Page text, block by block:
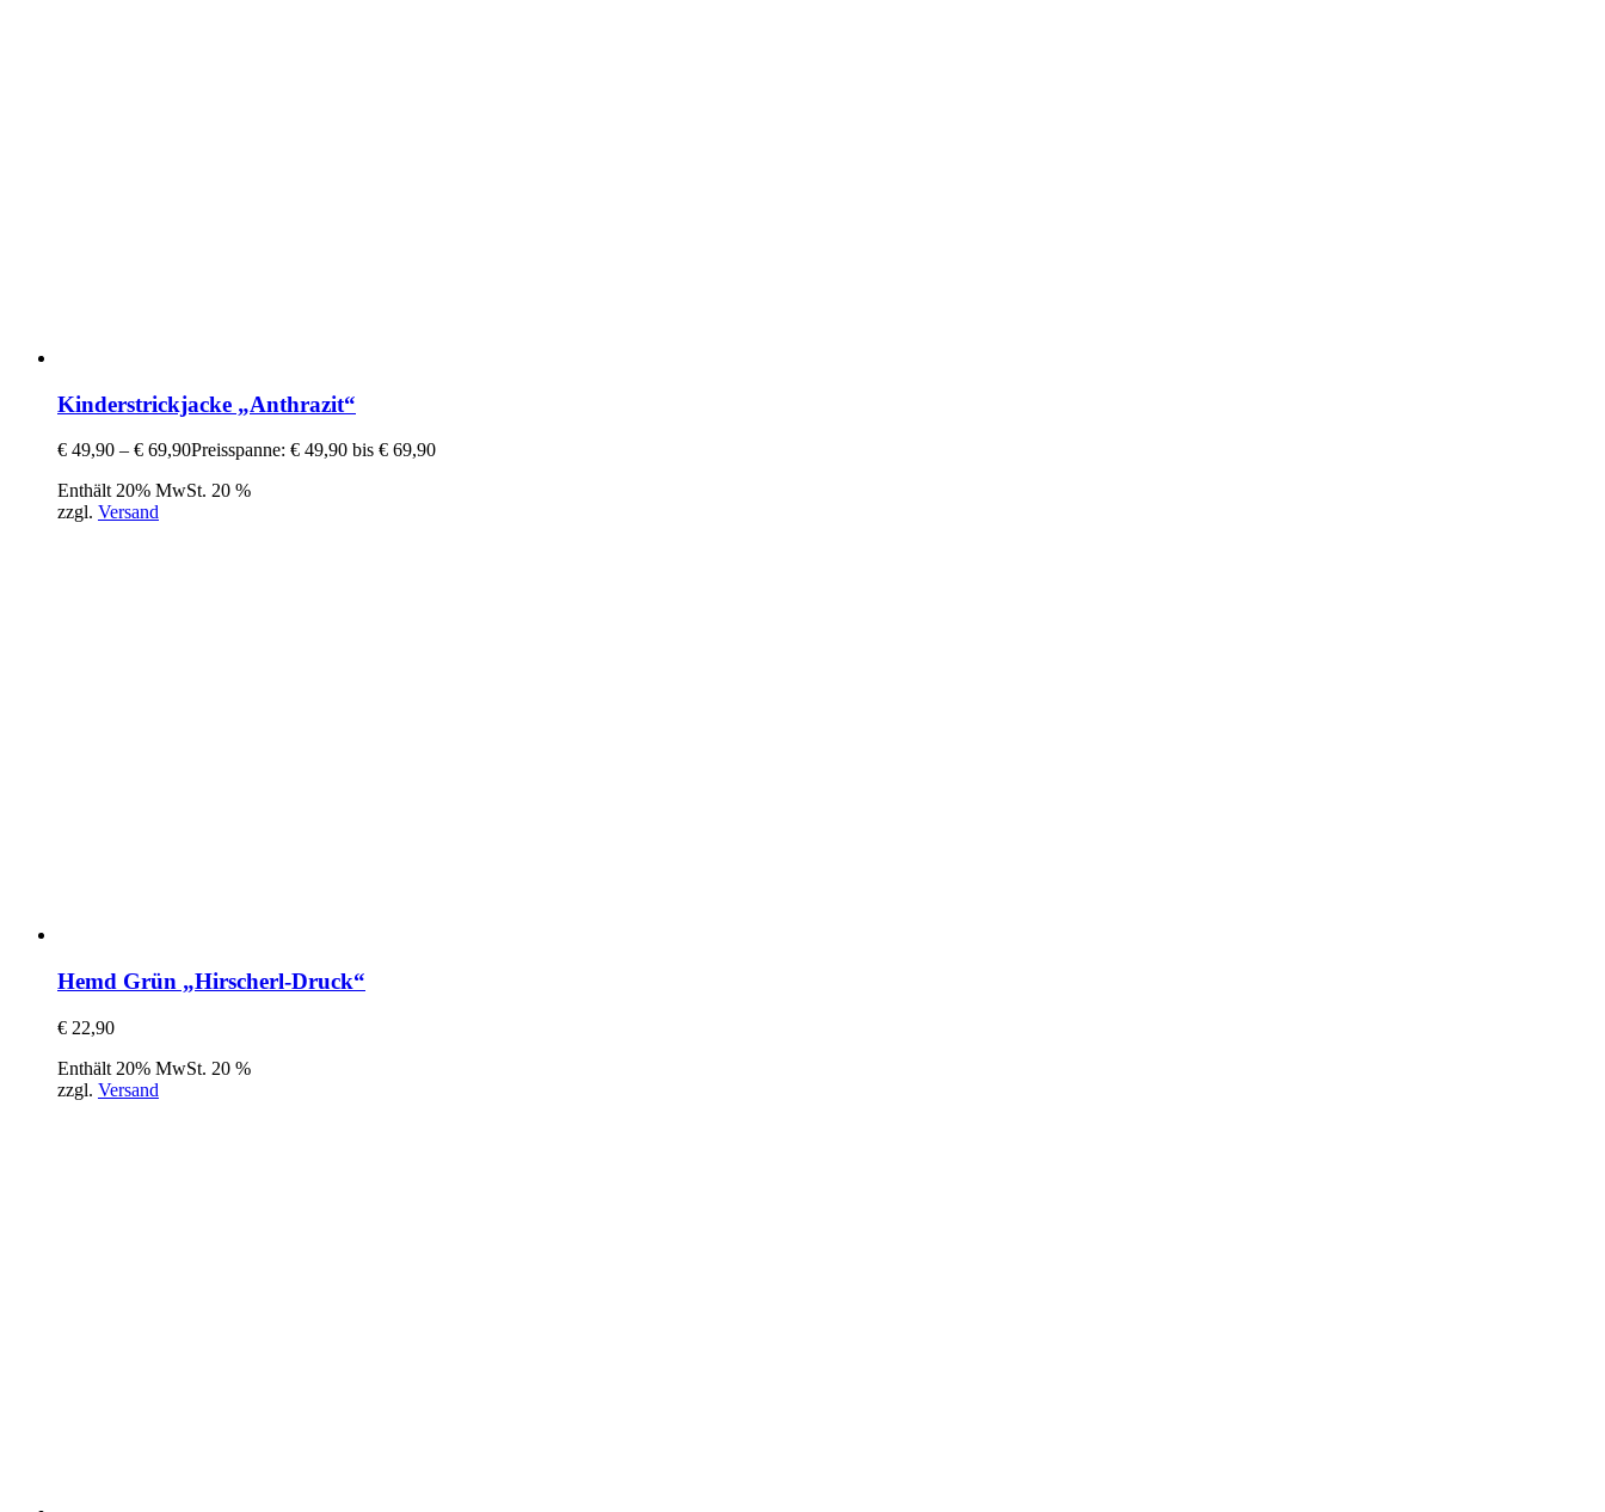
Kinderstrickjacke „Anthrazit“
€ 49,90 – € 69,90Preisspanne: € 49,90 bis € 69,90
Enthält 20% MwSt. 20 %
zzgl. Versand
Hemd Grün „Hirscherl-Druck“
€ 22,90
Enthält 20% MwSt. 20 %
zzgl. Versand